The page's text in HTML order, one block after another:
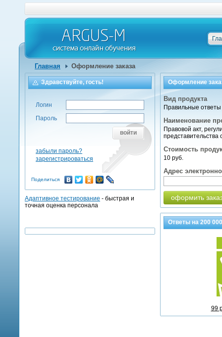
Главная Оформление заказа
Оформление
Вид продукта
Правильные ответы
Наименование
Правовой акт,
Стоимость
10 руб.
Адрес
оформить
Ответы на200 000
99
Здравствуйте, гость!
Логин
Пароль
войти
забыли пароль?
зарегистрироваться
Поделиться
Адаптивное тестирование - быстрая и
точная оценка персонала